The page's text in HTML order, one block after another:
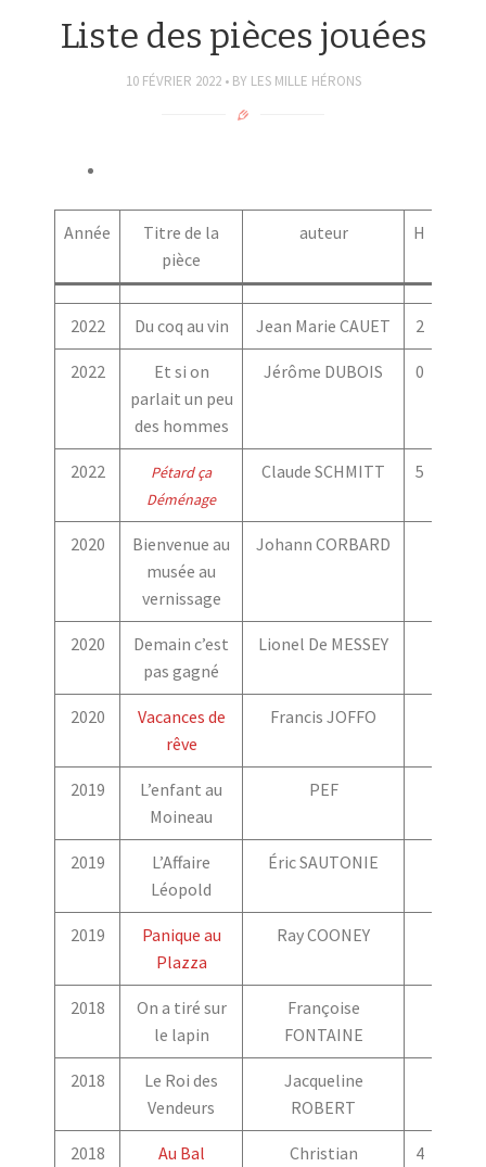
Liste des pièces jouées
10 FÉVRIER 2022 BY LES MILLE HÉRONS
Année
Titre de la
pièce
auteur H
2022 Du coq au vin Jean Marie CAUET 2
2022
Et si on
parlait un peu
des hommes
Jérôme DUBOIS 0
2022
Pétard ça
Déménage
Claude SCHMITT 5
2020
Bienvenue au
musée au
vernissage
Johann CORBARD
2020
Demain c’est
pas gagné
Lionel De MESSEY
2020
Vacances de
rêve
Francis JOFFO
2019
L’enfant au
Moineau
PEF
2019
L’Affaire
Léopold
Éric SAUTONIE
2019
Panique au
Plazza
Ray COONEY
2018
On a tiré sur
le lapin
Françoise
FONTAINE
2018
Le Roi des
Vendeurs
Jacqueline
ROBERT
2018
Au Bal
Christian
4